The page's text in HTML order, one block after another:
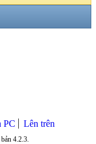
PC Lên trên
4.2.3.